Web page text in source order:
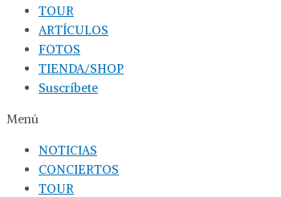
TOUR
ARTÍCULOS
FOTOS
TIENDA/SHOP
Suscríbete
Menú
NOTICIAS
CONCIERTOS
TOUR